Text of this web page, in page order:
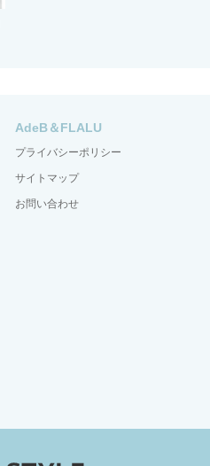
AdeB＆FLALU
プライバシーポリシー
サイトマップ
お問い合わせ